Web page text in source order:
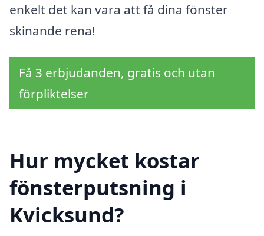
enkelt det kan vara att få dina fönster
skinande rena!
Få 3 erbjudanden, gratis och utan
förpliktelser
Hur mycket kostar
fönsterputsning i
Kvicksund?